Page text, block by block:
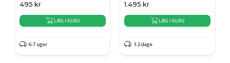
495 kr
LÆG I KURV
6-7 uger
1.495 kr
LÆG I KURV
1-2 dage